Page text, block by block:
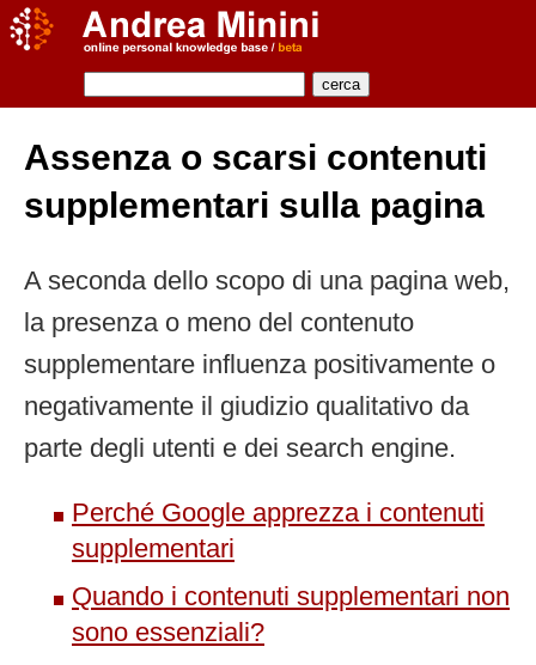
Assenza o scarsi contenuti
supplementari sulla pagina
A seconda dello scopo di una pagina web,
la presenza o meno del contenuto
supplementare influenza positivamente o
negativamente il giudizio qualitativo da
parte degli utenti e dei search engine.
Perché Google apprezza i contenuti
supplementari
Quando i contenuti supplementari non
sono essenziali?